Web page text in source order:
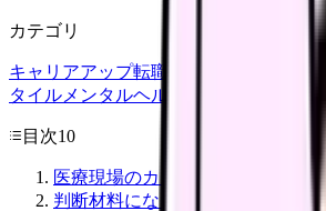
カテゴリ
キャリアアップ転職ガイド
タイル メンタルヘルス
目次10
医療現場のカスハラは「接遇の問
判断材料になる一次情報